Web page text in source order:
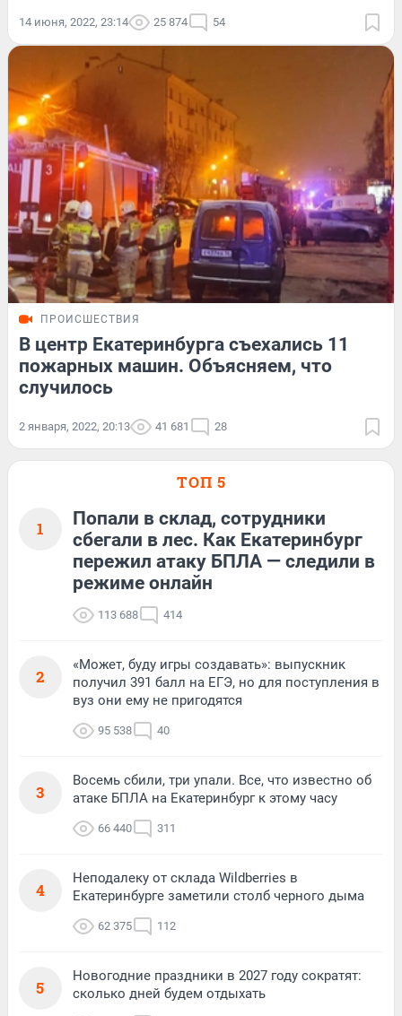
14 июня, 2022, 23:14 25 874 54
ПРОИСШЕСТВИЯ
В центр Екатеринбурга съехались 11
пожарных машин. Объясняем, что
случилось
2 января, 2022, 20:13 41 681 28
ТОП 5
1
Попали в склад, сотрудники
сбегали в лес. Как Екатеринбург
пережил атаку БПЛА — следили в
режиме онлайн
113 688 414
2
«Может, буду игры создавать»: выпускник
получил 391 балл на ЕГЭ, но для поступления в
вуз они ему не пригодятся
95 538 40
3
Восемь сбили, три упали. Все, что известно об
атаке БПЛА на Екатеринбург к этому часу
66 440 311
4
Неподалеку от склада Wildberries в
Екатеринбурге заметили столб черного дыма
62 375 112
5
Новогодние праздники в 2027 году сократят:
сколько дней будем отдыхать